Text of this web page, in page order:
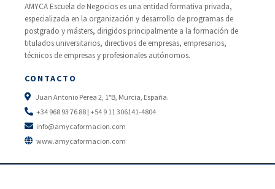
AMYCA Escuela de Negocios es una entidad formativa privada,
especializada en la organización y desarrollo de programas de
postgrado y másters, dirigidos principalmente a la formación de
titulados universitarios, directivos de empresas, empresarios,
técnicos de empresas y profesionales autónomos.
CONTACTO
Juan Antonio Perea 2, 1°B, Murcia, España.
+34 968 93 76 88 | +54 9 11 306141-4804
info@amycaformacion.com
www.amycaformacion.com